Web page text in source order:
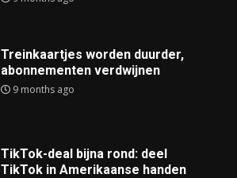
Treinkaartjes worden duurder,
abonnementen verdwijnen
9 months ago
TikTok-deal bijna rond: deel
TikTok in Amerikaanse handen